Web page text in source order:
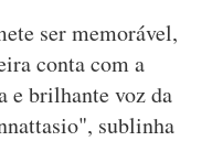
ser memorável,
conta com a
e brilhante voz da
sublinha